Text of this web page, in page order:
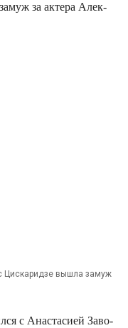
за акте­ра Алек­
Цис­ка­рид­зе вышла замуж
с Ана­ста­си­ей Заво­